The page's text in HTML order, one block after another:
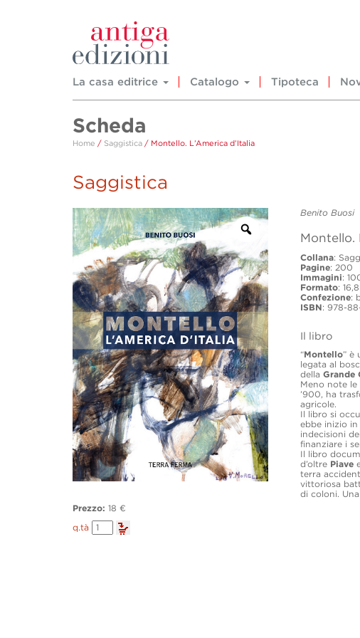
La casa editrice Catalogo Tipoteca
Scheda
Home / Saggistica / Montello. L’America d’Italia
Saggistica
Benito Buosi
Montello.
Collana:
Pagine: 200
Immagini:
Formato:
Confezione:
ISBN: 978-
Il libro
“Montello” è
legata al
dellaGrande
Meno note
’900, ha
agricole.
Il libro si
ebbe inizio
indecisioni
finanziare i
Il libro
d’oltre Piave
terra
vittoriosa
di coloni.
Prezzo: 18 €
q.tà Montello.
L'America